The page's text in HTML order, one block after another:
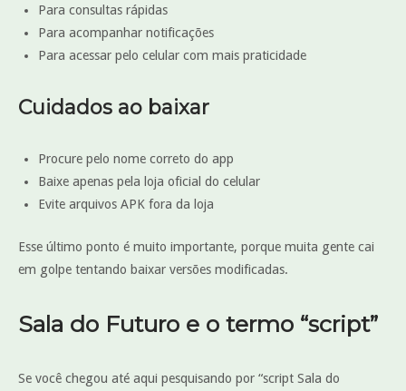
Para consultas rápidas
Para acompanhar notificações
Para acessar pelo celular com mais praticidade
Cuidados ao baixar
Procure pelo nome correto do app
Baixe apenas pela loja oficial do celular
Evite arquivos APK fora da loja
Esse último ponto é muito importante, porque muita gente cai
em golpe tentando baixar versões modificadas.
Sala do Futuro e o termo “script”
Se você chegou até aqui pesquisando por “script Sala do